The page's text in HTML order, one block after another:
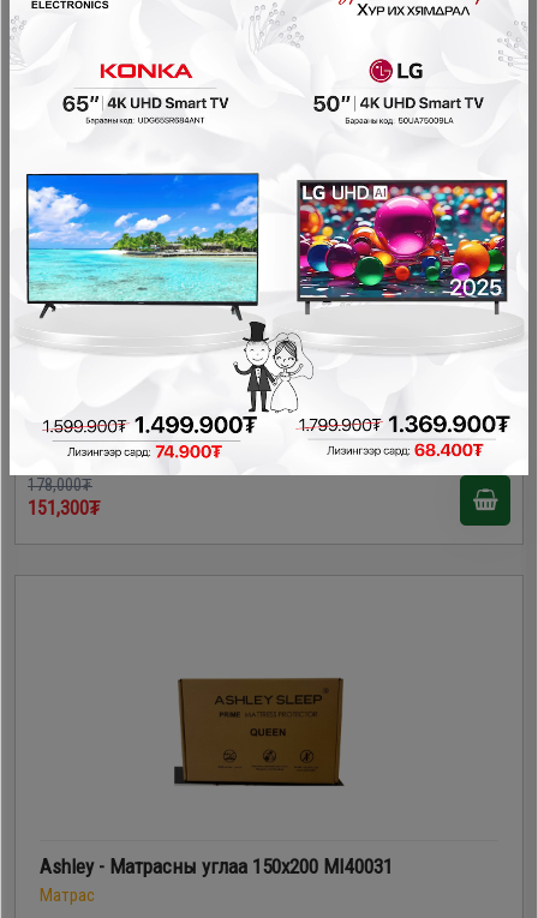
Ashley - Матрассны углаа /QUEEN/ M00603
178,000₮
151,300₮
Ashley - Матрасны углаа 150x200 MI40031
Матрас